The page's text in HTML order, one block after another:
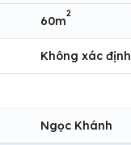
60m
2
Không xác định
Ngọc Khánh